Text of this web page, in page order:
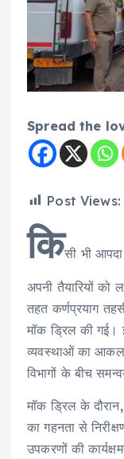
Spread the
Post Views:
किसी भी
अपनी तैयारियों को
तहत कर्णप्रयाग
मॉक ड्रिल की गई।
व्यवस्थाओं का आकलन
विभागों के बीच
मॉक ड्रिल के दौरान,
का गहनता से
उपकरणों की